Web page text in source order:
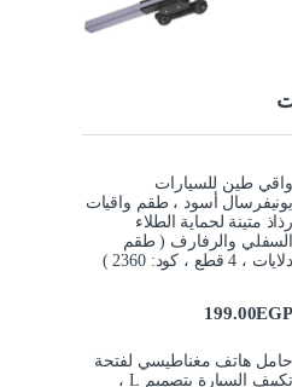
واقي طين للسيارات
يونيفرسال أسود ، طقم واقيات
رذاذ متينة لحماية الطلاء
السفلي والرفارف ( طقم
دلايات ، 4 قطع ، كود: 2360 )
199.00EGP
حامل هاتف مغناطيسي لفتحة
تكييف السيارة بتصميم L ،